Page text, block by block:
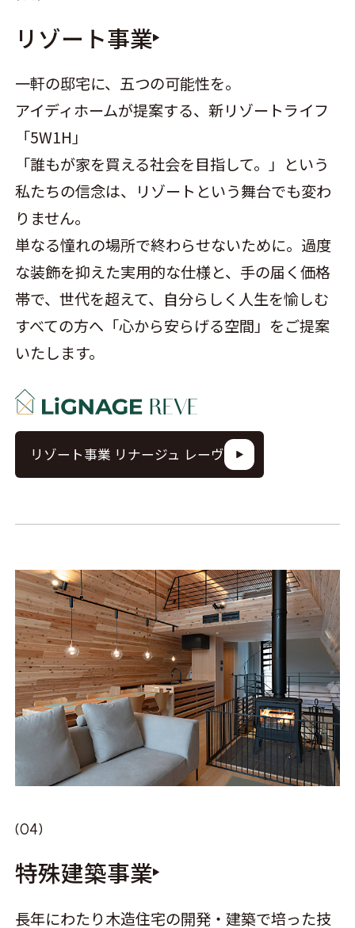
リゾート事業
一軒の邸宅に、五つの可能性を。
アイディホームが提案する、新リゾートライフ
「5W1H」
「誰もが家を買える社会を目指して。」という
私たちの信念は、リゾートという舞台でも変わ
りません。
単なる憧れの場所で終わらせないために。過度
な装飾を抑えた実用的な仕様と、手の届く価格
帯で、世代を超えて、自分らしく人生を愉しむ
すべての方へ「心から安らげる空間」をご提案
いたします。
リゾート事業 リナージュ レーヴ
特殊建築事業
長年にわたり木造住宅の開発・建築で培った技